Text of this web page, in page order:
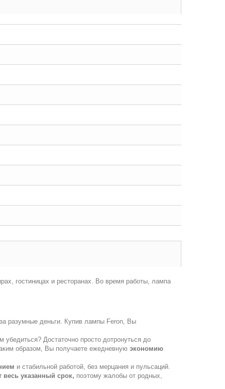
гостиницах и ресторанах. Во время работы, лампа
разумные деньги. Купив лампы Feron, Вы
Достаточно просто дотронуться до
образом, Вы получаете ежедневную экономию
и стабильной работой, без мерцания и пульсаций.
весь указанный срок, поэтому жалобы от родных,